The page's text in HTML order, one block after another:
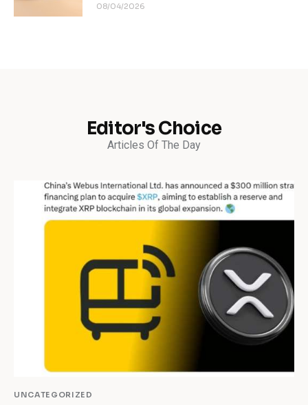
08/04/2026
Editor's Choice
Articles Of The Day
UNCATEGORIZED